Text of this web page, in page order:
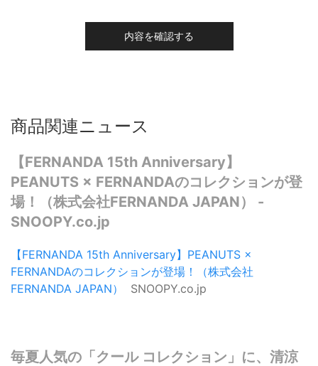
内容を確認する
商品関連ニュース
【FERNANDA 15th Anniversary】
PEANUTS × FERNANDAのコレクションが登
場！（株式会社FERNANDA JAPAN） -
SNOOPY.co.jp
【FERNANDA 15th Anniversary】PEANUTS ×
FERNANDAのコレクションが登場！（株式会社
FERNANDA JAPAN）
SNOOPY.co.jp
毎夏人気の「クール コレクション」に、清涼